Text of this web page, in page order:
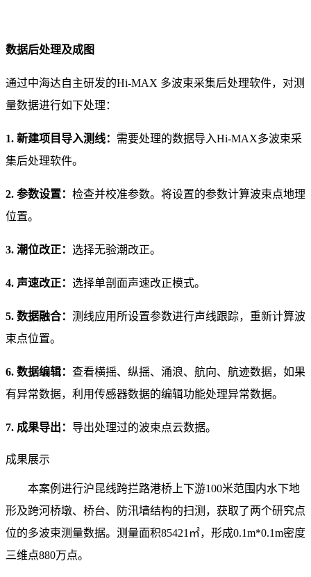
数据后处理及成图
通过中海达自主研发的Hi-MAX 多波束采集后处理软件，对测
量数据进行如下处理：
1. 新建项目导入测线： 需要处理的数据导入Hi-MAX多波束采
集后处理软件。
2. 参数设置： 检查并校准参数。将设置的参数计算波束点地理
位置。
3. 潮位改正： 选择无验潮改正。
4. 声速改正： 选择单剖面声速改正模式。
5. 数据融合： 测线应用所设置参数进行声线跟踪，重新计算波
束点位置。
6. 数据编辑： 查看横摇、纵摇、涌浪、航向、航迹数据，如果
有异常数据，利用传感器数据的编辑功能处理异常数据。
7. 成果导出： 导出处理过的波束点云数据。
成果展示
本案例进行沪昆线跨拦路港桥上下游100米范围内水下地
形及跨河桥墩、桥台、防汛墙结构的扫测，获取了两个研究点
位的多波束测量数据。测量面积85421㎡，形成0.1m*0.1m密度
三维点880万点。